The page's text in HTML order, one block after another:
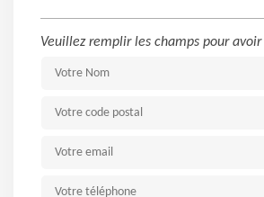
Veuillez remplir les champs pour